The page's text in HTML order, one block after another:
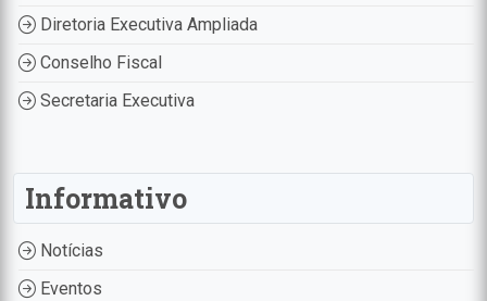
Diretoria Executiva Ampliada
Conselho Fiscal
Secretaria Executiva
Informativo
Notícias
Eventos